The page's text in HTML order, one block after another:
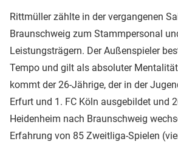
Rittmüller zählte in der vergangenen
Braunschweig zum Stammpersonal
Leistungsträgern. Der Außenspieler
Tempo und gilt als absoluter
kommt der 26-Jährige, der in der
Erfurt und 1. FC Köln ausgebildet und
Heidenheim nach Braunschweig
Erfahrung von 85 Zweitliga-Spielen